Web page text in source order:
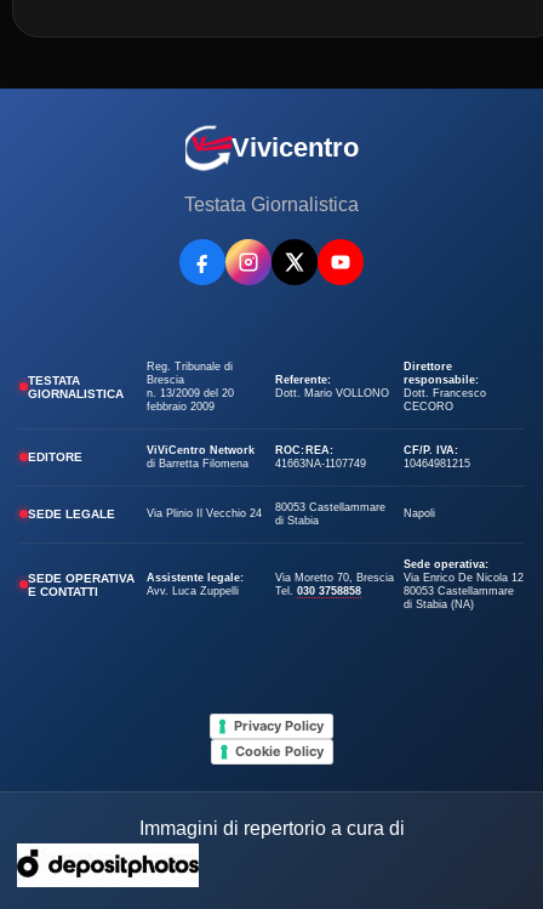
Vivicentro
Testata Giornalistica
TESTATA
GIORNALISTICA
Reg. Tribunale di
Brescia
n. 13/2009 del 20
febbraio 2009
Referente:
Dott. Mario VOLLONO
Direttore
responsabile:
Dott. Francesco
CECORO
EDITORE
ViViCentro Network
di Barretta Filomena
ROC:
41663
REA:
NA-1107749
CF/P. IVA:
10464981215
SEDE LEGALE Via Plinio Il Vecchio 24
80053 Castellammare
di Stabia
Napoli
SEDE OPERATIVA
E CONTATTI
Assistente legale:
Avv. Luca Zuppelli
Via Moretto 70, Brescia
Tel. 030 3758858
Sede operativa:
Via Enrico De Nicola 12
80053 Castellammare
di Stabia (NA)
Privacy Policy
Cookie Policy
Immagini di repertorio a cura di